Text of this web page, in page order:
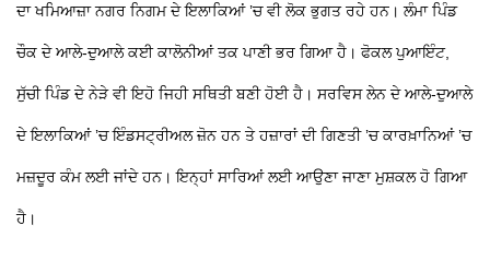
ਦਾ ਖਮਿਆਜ਼ਾ ਨਗਰ ਨਿਗਮ ਦੇ ਇਲਾਕਿਆਂ ’ਚ ਵੀ ਲੋਕ ਭੁਗਤ ਰਹੇ ਹਨ। ਲੰਮਾ ਪਿੰਡ
ਚੌਕ ਦੇ ਆਲੇ-ਦੁਆਲੇ ਕਈ ਕਾਲੋਨੀਆਂ ਤਕ ਪਾਣੀ ਭਰ ਗਿਆ ਹੈ। ਫੋਕਲ ਪੁਆਇੰਟ,
ਸੁੱਚੀ ਪਿੰਡ ਦੇ ਨੇੜੇ ਵੀ ਇਹੋ ਜਿਹੀ ਸਥਿਤੀ ਬਣੀ ਹੋਈ ਹੈ। ਸਰਵਿਸ ਲੇਨ ਦੇ ਆਲੇ-ਦੁਆਲੇ
ਦੇ ਇਲਾਕਿਆਂ ’ਚ ਇੰਡਸਟ੍ਰੀਅਲ ਜ਼ੋਨ ਹਨ ਤੇ ਹਜ਼ਾਰਾਂ ਦੀ ਗਿਣਤੀ ’ਚ ਕਾਰਖ਼ਾਨਿਆਂ ’ਚ
ਮਜ਼ਦੂਰ ਕੰਮ ਲਈ ਜਾਂਦੇ ਹਨ। ਇਨ੍ਹਾਂ ਸਾਰਿਆਂ ਲਈ ਆਉਣਾ ਜਾਣਾ ਮੁਸ਼ਕਲ ਹੋ ਗਿਆ
ਹੈ।